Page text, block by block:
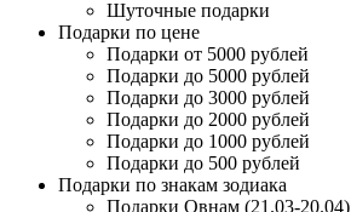
Шуточные подарки
Подарки по цене
Подарки от 5000 рублей
Подарки до 5000 рублей
Подарки до 3000 рублей
Подарки до 2000 рублей
Подарки до 1000 рублей
Подарки до 500 рублей
Подарки по знакам зодиака
Подарки Овнам (21.03-20.04)